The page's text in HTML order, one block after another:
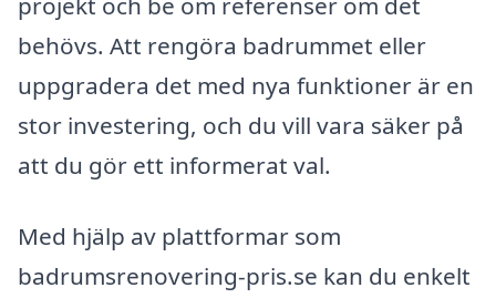
behövs. Att rengöra badrummet eller
uppgradera det med nya funktioner är en
stor investering, och du vill vara säker på
att du gör ett informerat val.
Med hjälp av plattformar som
badrumsrenovering-pris.se kan du enkelt